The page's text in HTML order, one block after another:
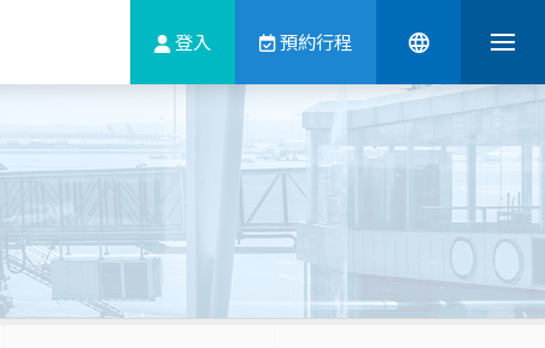
登入 預約行程